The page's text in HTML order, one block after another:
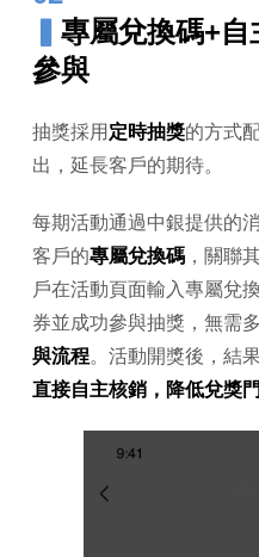
專屬兌換碼+
參與
抽獎採用 定時抽獎的方式
出，延長客戶的期待。
每期活動通過中銀提供的
客戶的專屬兌換碼，關聯
戶在活動頁面輸入專屬兌
券並成功參與抽獎，無需
與流程。活動開獎後，結
直接自主核銷，降低兌獎門